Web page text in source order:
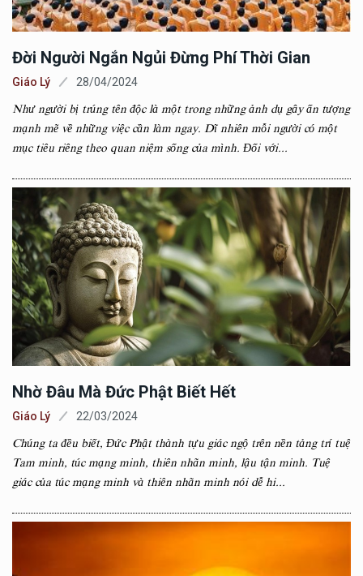
Đời Người Ngắn Ngủi Đừng Phí Thời Gian
Giáo Lý 28/04/2024
Như người bị trúng tên độc là một trong những ảnh dụ gây ấn tượng
mạnh mẽ về những việc cần làm ngay. Dĩ nhiên mỗi người có một
mục tiêu riêng theo quan niệm sống của mình. Đối với...
Nhờ Đâu Mà Đức Phật Biết Hết
Giáo Lý 22/03/2024
Chúng ta đều biết, Đức Phật thành tựu giác ngộ trên nền tảng trí tuệ
Tam minh, túc mạng minh, thiên nhãn minh, lậu tận minh. Tuệ
giác của túc mạng minh và thiên nhãn minh nói dễ hi...